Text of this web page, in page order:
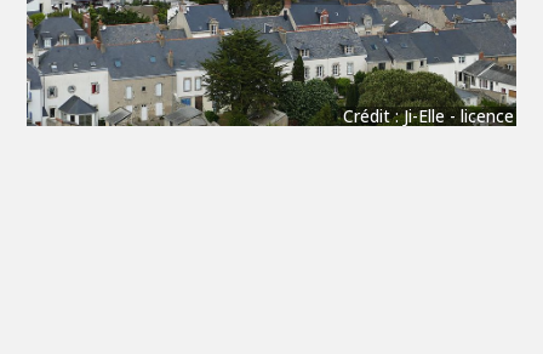
Crédit :Ji-Elle- licence